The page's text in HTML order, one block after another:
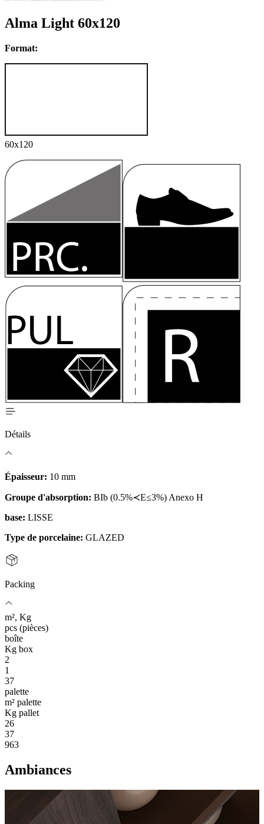
Alma Light 60x120
Format:
60x120
Détails
Épaisseur: 10 mm
Groupe d'absorption: BIb (0.5%≺E≤3%) Anexo H
base: LISSE
Type de porcelaine: GLAZED
Packing
m², Kg
pcs (pièces)
boîte
Kg box
2
1
37
palette
m² palette
Kg pallet
26
37
963
Ambiances